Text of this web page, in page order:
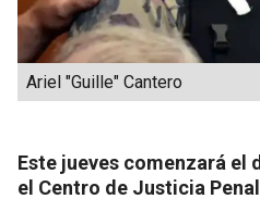
Ariel "Guille" Cantero
Este jueves comenzará el
el Centro de Justicia